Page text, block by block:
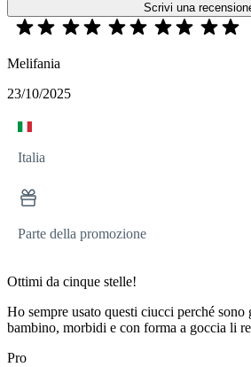
Scrivi una
Melifania
23/10/2025
Italia
Parte della promozione
Ottimi da cinque stelle!
Ho sempre usato questi ciucci perché
bambino, morbidi e con forma a goccia li
Pro